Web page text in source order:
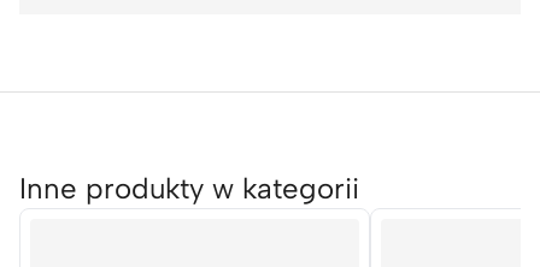
Inne produkty w kategorii